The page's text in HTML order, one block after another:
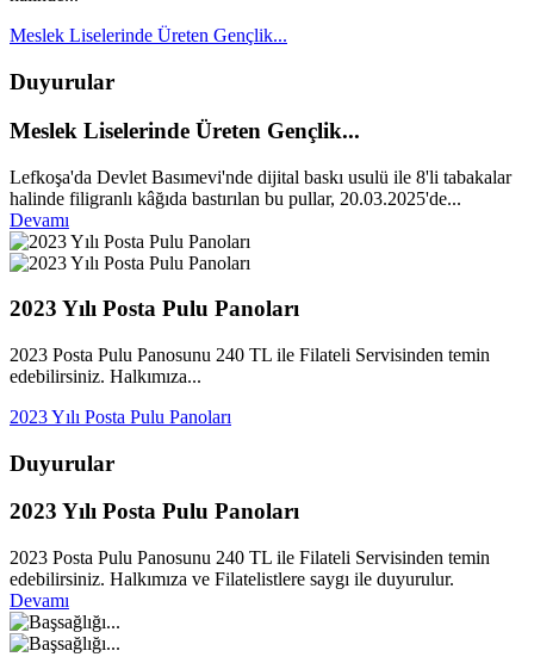
Meslek Liselerinde Üreten Gençlik...
Duyurular
Meslek Liselerinde Üreten Gençlik...
Lefkoşa'da Devlet Basımevi'nde dijital baskı usulü ile 8'li tabakalar
halinde filigranlı kâğıda bastırılan bu pullar, 20.03.2025'de...
Devamı
2023 Yılı Posta Pulu Panoları
2023 Posta Pulu Panosunu 240 TL ile Filateli Servisinden temin
edebilirsiniz. Halkımıza...
2023 Yılı Posta Pulu Panoları
Duyurular
2023 Yılı Posta Pulu Panoları
2023 Posta Pulu Panosunu 240 TL ile Filateli Servisinden temin
edebilirsiniz. Halkımıza ve Filatelistlere saygı ile duyurulur.
Devamı